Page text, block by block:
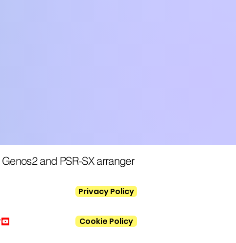
and PSR-SX arranger
Privacy Policy
Cookie Policy